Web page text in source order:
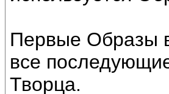
Первые Образы
все
Творца.